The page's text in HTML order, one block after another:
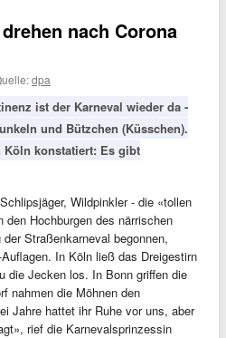
nach Corona
dpa
ist der Karneval wieder da -
und Bützchen (Küsschen).
Köln konstatiert: Es gibt
Wildpinkler - die «tollen
den Hochburgen des närrischen
Straßenkarneval begonnen,
In Köln ließ das Dreigestirn
die Jecken los. In Bonn griffen die
nahmen die Möhnen den
Jahre hattet ihr Ruhe vor uns, aber
rief die Karnevalsprinzessin